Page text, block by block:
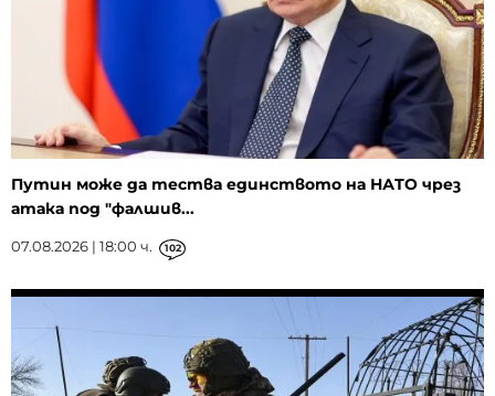
Путин може да тества единството на НАТО чрез
атака под "фалшив...
07.08.2026 | 18:00 ч. 102